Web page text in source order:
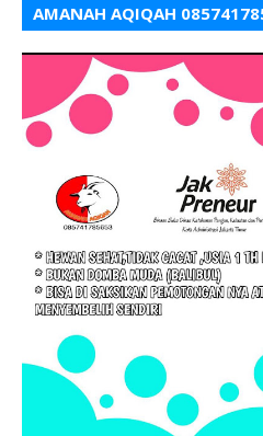
AMANAH AQIQAH